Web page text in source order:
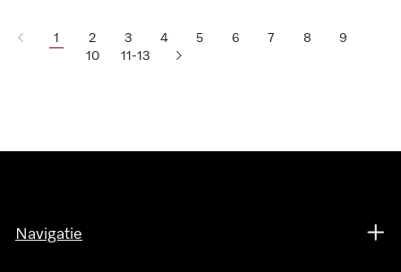
1 2 3 4 5 6 7 8
9
10
11-13
Navigatie